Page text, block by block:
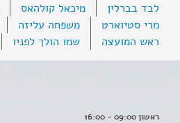
לבד בברלין
מיכאל קולהאס
מרי סטיוארט
משפחה עליזה
ראש המועצה
שמו הולך לפניו
ראשון 09:00 - 16:00